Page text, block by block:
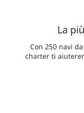
La
Con 250 navi
charter ti